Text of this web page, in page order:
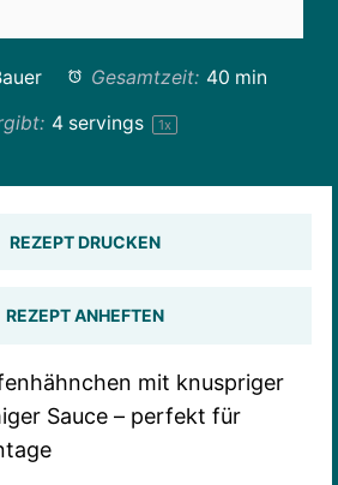
Gesamtzeit: 40 min
4servings 1x
REZEPT DRUCKEN
REZEPT ANHEFTEN
mit knuspriger
Sauce – perfekt für